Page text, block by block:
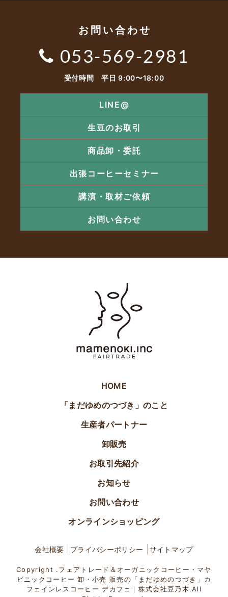
お問い合わせ
053-569-2981
受付時間 平日 9:00〜18:00
LINE@
生豆のお取引
商品卸・委託
出張コーヒーセミナー
講演・取材ご依頼
お問い合わせ
HOME
「まだゆめのつづき」のこと
生産者パートナー
卸販売
お取引先紹介
お知らせ
お問い合わせ
オンラインショッピング
会社概要 プライバシーポリシー サイトマップ
Copyright .フェアトレード＆オーガニックコーヒー・マヤ
ビニックコーヒー 卸・小売 販売の「まだゆめのつづき」カ
フェインレスコーヒー デカフェ｜株式会社豆乃木.All